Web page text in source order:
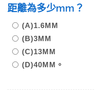
距離為多少mm？
(A)1.6MM
(B)3MM
(C)13MM
(D)40MM。